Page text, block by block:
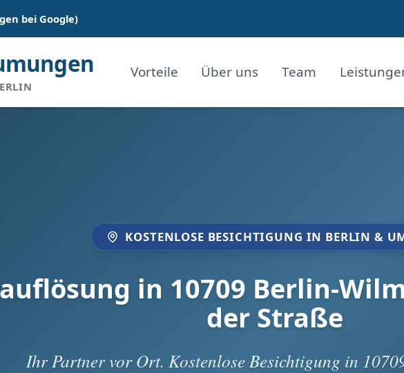
bei Google)
Vorteile Über uns Team
KOSTENLOSE BESICHTIGUNG IN BERLIN &
in 10709 Berlin-
der Straße
Ihr Partner vor Ort. Kostenlose Besichtigung in